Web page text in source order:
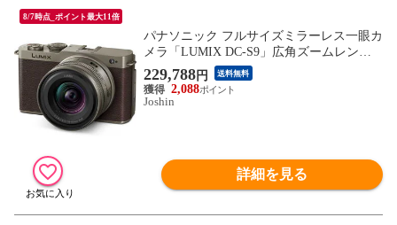
8/7時点_ポイント最大11倍
パナソニック フルサイズミラーレス一眼カ
メラ「LUMIX DC-S9」広角ズームレンズ
キット（チタンゴールド） Panasonic DC-S
9N-N 【返品種別A】
229,788円 送料無料
2,088
Joshin
詳細を見る